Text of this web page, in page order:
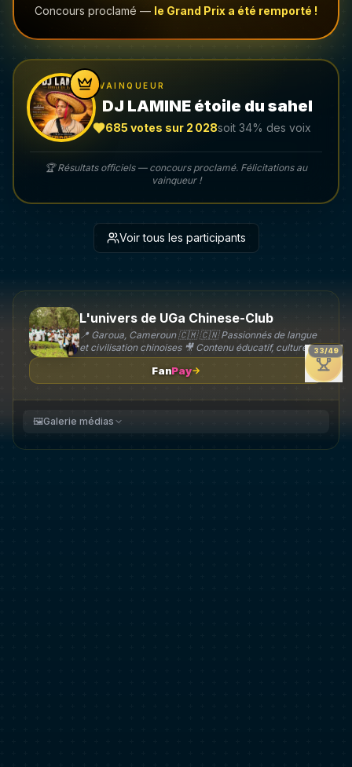
33/49
Concours proclamé — le Grand Prix a été remporté !
VAINQUEUR
DJ LAMINE étoile du sahel
685 votes sur 2 028soit 34% des voix
🏆 Résultats officiels — concours proclamé. Félicitations au
vainqueur !
Voir tous les participants
L'univers de UGa Chinese-Club
📍 Garoua, Cameroun 🇨🇲 🇨🇳 Passionnés de langue
et civilisation chinoises 🎥 Contenu éducatif, culturel et
motivant 📚 HSK • Chinois pratique • Conseils
d'études ✨ 好好学习，天天向上 ❤️ Abonnez-vous et
soutenez notre mission de rapprocher le Cameroun et
la Chine.
FanPay→
🖼️Galerie médias